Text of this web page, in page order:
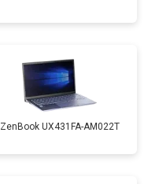
ZenBook UX431FA-AM022T